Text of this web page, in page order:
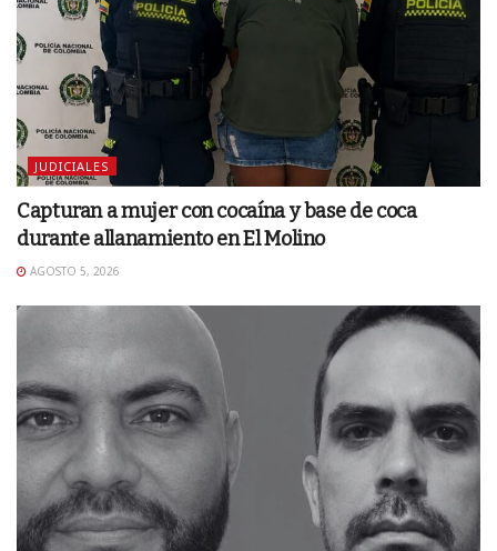
JUDICIALES
Capturan a mujer con cocaína y base de coca
durante allanamiento en El Molino
AGOSTO 5, 2026